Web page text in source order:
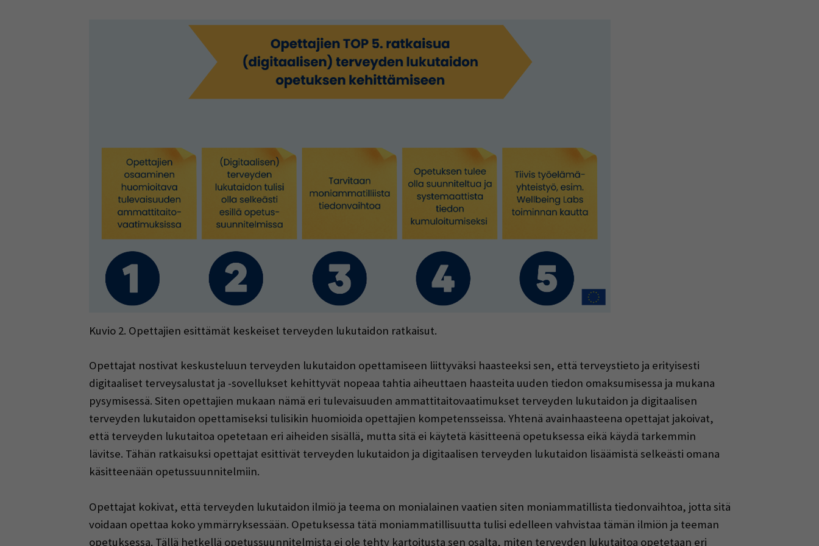
Kuvio 2. Opettajien esittämät keskeiset terveyden lukutaidon ratkaisut.
Opettajat nostivat keskusteluun terveyden lukutaidon opettamiseen liittyväksi haasteeksi sen, että terveystieto ja erityisesti
digitaaliset terveysalustat ja -sovellukset kehittyvät nopeaa tahtia aiheuttaen haasteita uuden tiedon omaksumisessa ja mukana
pysymisessä. Siten opettajien mukaan nämä eri tulevaisuuden ammattitaitovaatimukset terveyden lukutaidon ja digitaalisen
terveyden lukutaidon opettamiseksi tulisikin huomioida opettajien kompetensseissa. Yhtenä avainhaasteena opettajat jakoivat,
että terveyden lukutaitoa opetetaan eri aiheiden sisällä, mutta sitä ei käytetä käsitteenä opetuksessa eikä käydä tarkemmin
lävitse. Tähän ratkaisuksi opettajat esittivät terveyden lukutaidon ja digitaalisen terveyden lukutaidon lisäämistä selkeästi omana
käsitteenään opetussuunnitelmiin.
Opettajat kokivat, että terveyden lukutaidon ilmiö ja teema on monialainen vaatien siten moniammatillista tiedonvaihtoa, jotta sitä
voidaan opettaa koko ymmärryksessään. Opetuksessa tätä moniammatillisuutta tulisi edelleen vahvistaa tämän ilmiön ja teeman
opetuksessa. Tällä hetkellä opetussuunnitelmista ei ole tehty kartoitusta sen osalta, miten terveyden lukutaitoa opetetaan eri